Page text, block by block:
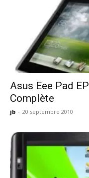
Asus Eee Pad
Complète
jb - 20 septembre 2010